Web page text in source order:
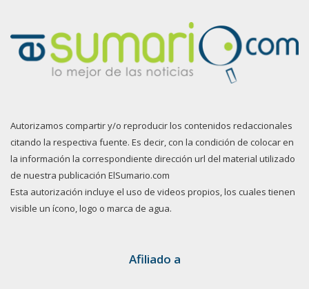
Autorizamos compartir y/o reproducir los contenidos redaccionales
citando la respectiva fuente. Es decir, con la condición de colocar en
la información la correspondiente dirección url del material utilizado
de nuestra publicación ElSumario.com
Esta autorización incluye el uso de videos propios, los cuales tienen
visible un ícono, logo o marca de agua.
Afiliado a